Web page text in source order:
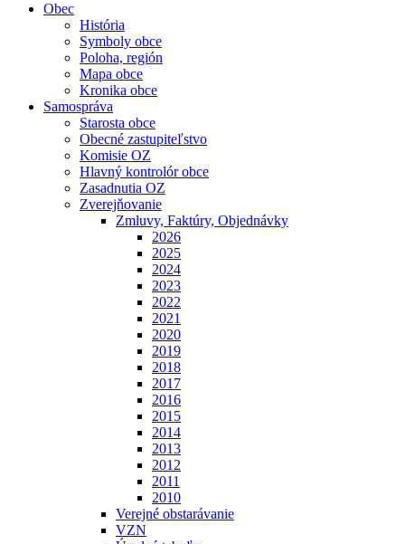
Obec
História
Symboly obce
Poloha, región
Mapa obce
Kronika obce
Samospráva
Starosta obce
Obecné zastupiteľstvo
Komisie OZ
Hlavný kontrolór obce
Zasadnutia OZ
Zverejňovanie
Zmluvy, Faktúry, Objednávky
2026
2025
2024
2023
2022
2021
2020
2019
2018
2017
2016
2015
2014
2013
2012
2011
2010
Verejné obstarávanie
VZN